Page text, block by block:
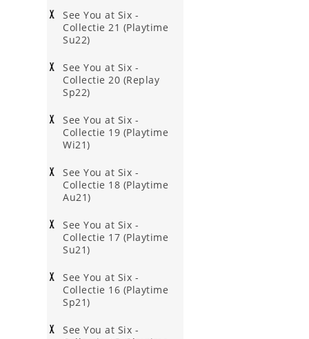
See You at Six -
Collectie 21 (Playtime
Su22)
See You at Six -
Collectie 20 (Replay
Sp22)
See You at Six -
Collectie 19 (Playtime
Wi21)
See You at Six -
Collectie 18 (Playtime
Au21)
See You at Six -
Collectie 17 (Playtime
Su21)
See You at Six -
Collectie 16 (Playtime
Sp21)
See You at Six -